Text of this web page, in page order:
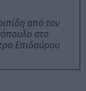
από τον
στο
Επιδαύρου